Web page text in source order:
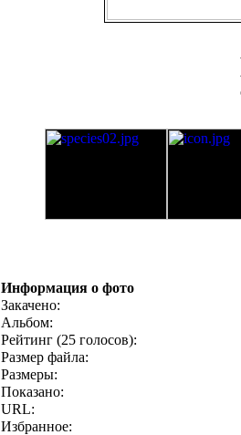
Информация о фото
Закачено:
Альбом:
Рейтинг (25 голосов):
Размер файла:
Размеры:
Показано:
URL:
Избранное: